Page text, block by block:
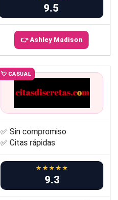
9.5
👉 Ashley Madison
💘 CASUAL
✅ Sin compromiso
✅ Citas rápidas
★★★★★
9.3